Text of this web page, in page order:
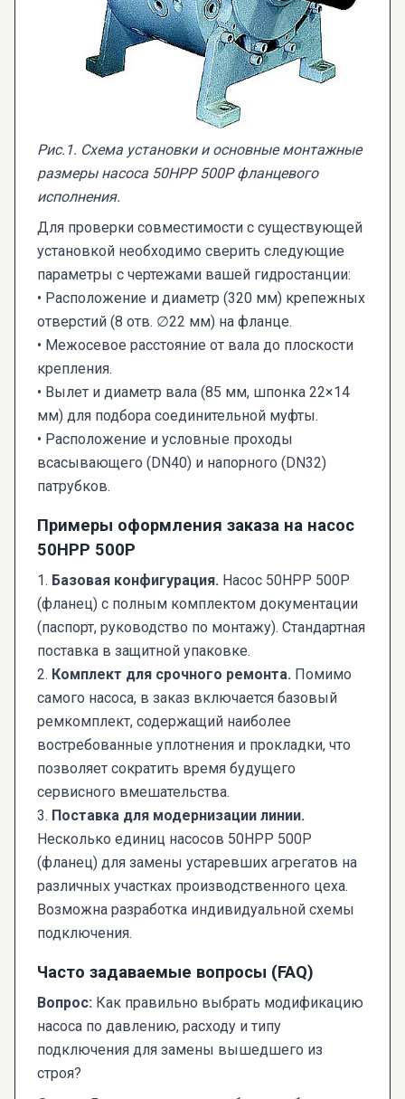
Рис.1. Схема установки и основные монтажные
размеры насоса 50НРР 500Р фланцевого
исполнения.
Для проверки совместимости с существующей
установкой необходимо сверить следующие
параметры с чертежами вашей гидростанции:
• Расположение и диаметр (320 мм) крепежных
отверстий (8 отв. ∅22 мм) на фланце.
• Межосевое расстояние от вала до плоскости
крепления.
• Вылет и диаметр вала (85 мм, шпонка 22×14
мм) для подбора соединительной муфты.
• Расположение и условные проходы
всасывающего (DN40) и напорного (DN32)
патрубков.
Примеры оформления заказа на насос
50НРР 500Р
1. Базовая конфигурация. Насос 50НРР 500Р
(фланец) с полным комплектом документации
(паспорт, руководство по монтажу). Стандартная
поставка в защитной упаковке.
2. Комплект для срочного ремонта. Помимо
самого насоса, в заказ включается базовый
ремкомплект, содержащий наиболее
востребованные уплотнения и прокладки, что
позволяет сократить время будущего
сервисного вмешательства.
3. Поставка для модернизации линии.
Несколько единиц насосов 50НРР 500Р
(фланец) для замены устаревших агрегатов на
различных участках производственного цеха.
Возможна разработка индивидуальной схемы
подключения.
Часто задаваемые вопросы (FAQ)
Вопрос: Как правильно выбрать модификацию
насоса по давлению, расходу и типу
подключения для замены вышедшего из
строя?